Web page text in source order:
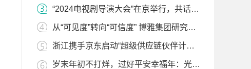
“2024电视剧导演大会”在京举行，共话“守正创新，致敬时代”
从“可见度”转向“可信度” 博雅集团研究洞见GEO关键鸿沟
浙江携手京东启动“超级供应链伙伴计划”，打造国内首个省级专精特新数字化转型综合服务平台
岁末年初不打烊，过好平安幸福年：光大信用卡开展防范非法金融宣教活动